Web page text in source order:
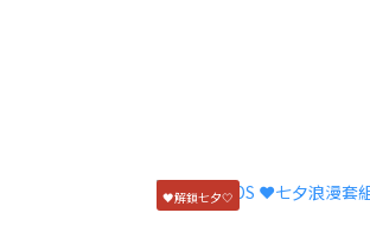
🖤解鎖七夕🤍